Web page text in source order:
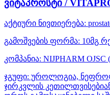
ვიტაპროსტი /
აქტიური ნივთიერება:
გამოშვების ფორმა: 10მგ
კომპანია: NIJPHARM OJSC
ჯგუფი: უროლოგია,
ჯირკვლის